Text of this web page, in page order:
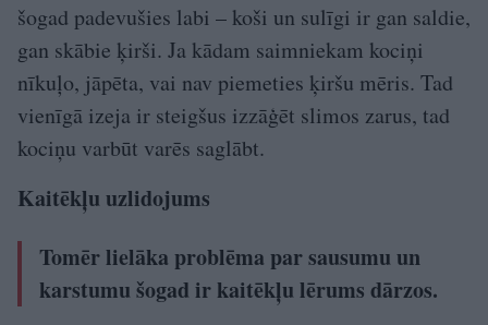
šogad padevušies labi – koši un sulīgi ir gan saldie,
gan skābie ķirši. Ja kādam saimniekam kociņi
nīkuļo, jāpēta, vai nav piemeties ķiršu mēris. Tad
vienīgā izeja ir steigšus izzāģēt slimos zarus, tad
kociņu varbūt varēs saglābt.
Kaitēkļu uzlidojums
Tomēr lielāka problēma par sausumu un
karstumu šogad ir kaitēkļu lērums dārzos.